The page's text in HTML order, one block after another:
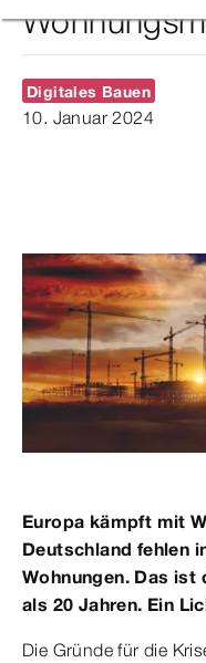
Digitales Bauen
10. Januar 2024
Europa kämpft mit
Deutschland fehlen
Wohnungen. Das
als 20 Jahren. Ein
Die Gründe für die